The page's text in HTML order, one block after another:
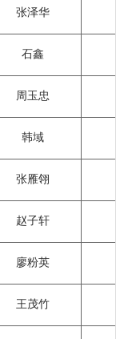
张泽华
石鑫
周玉忠
韩域
张雁翎
赵子轩
廖粉英
王茂竹